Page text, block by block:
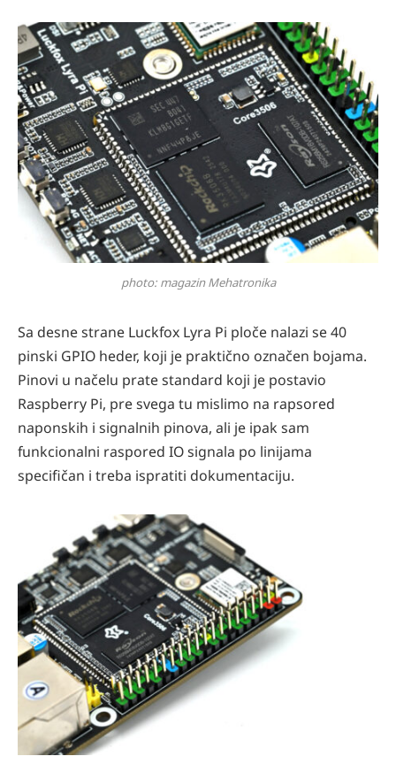
photo: magazin Mehatronika
Sa desne strane Luckfox Lyra Pi ploče nalazi se 40
pinski GPIO heder, koji je praktično označen bojama.
Pinovi u načelu prate standard koji je postavio
Raspberry Pi, pre svega tu mislimo na rapsored
naponskih i signalnih pinova, ali je ipak sam
funkcionalni raspored IO signala po linijama
specifičan i treba ispratiti dokumentaciju.